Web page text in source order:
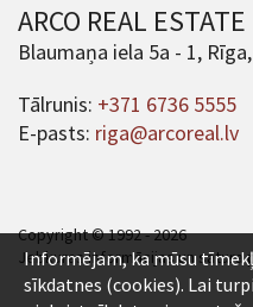
ARCO REAL ESTATE
Blaumaņa iela 5a - 1,
Tālrunis: +371 6736 5555
E-pasts: riga@arcoreal.lv
Copyright © 1992 - 2026
Jebkuras informācijas un satura
Informējam, ka mūsu
sīkdatnes (cookies). Lai